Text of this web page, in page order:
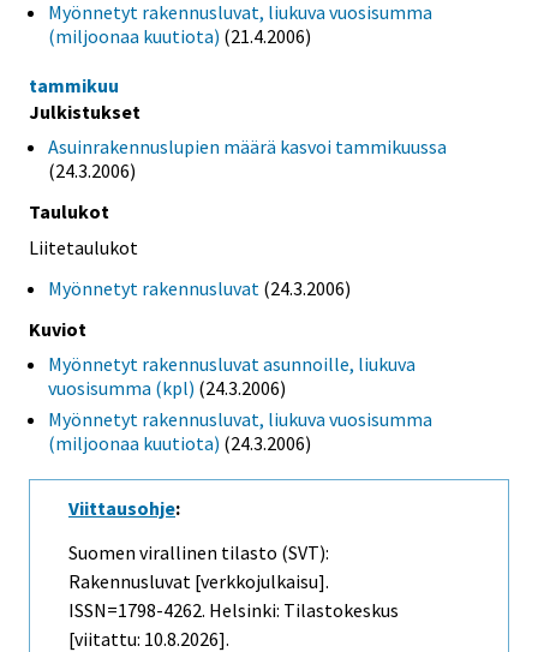
Myönnetyt rakennusluvat, liukuva vuosisumma
(miljoonaa kuutiota) (21.4.2006)
tammikuu
Julkistukset
Asuinrakennuslupien määrä kasvoi tammikuussa
(24.3.2006)
Taulukot
Liitetaulukot
Myönnetyt rakennusluvat (24.3.2006)
Kuviot
Myönnetyt rakennusluvat asunnoille, liukuva
vuosisumma (kpl) (24.3.2006)
Myönnetyt rakennusluvat, liukuva vuosisumma
(miljoonaa kuutiota) (24.3.2006)
Viittausohje:
Suomen virallinen tilasto (SVT):
Rakennusluvat [verkkojulkaisu].
ISSN=1798-4262. Helsinki: Tilastokeskus
[viitattu: 10.8.2026].